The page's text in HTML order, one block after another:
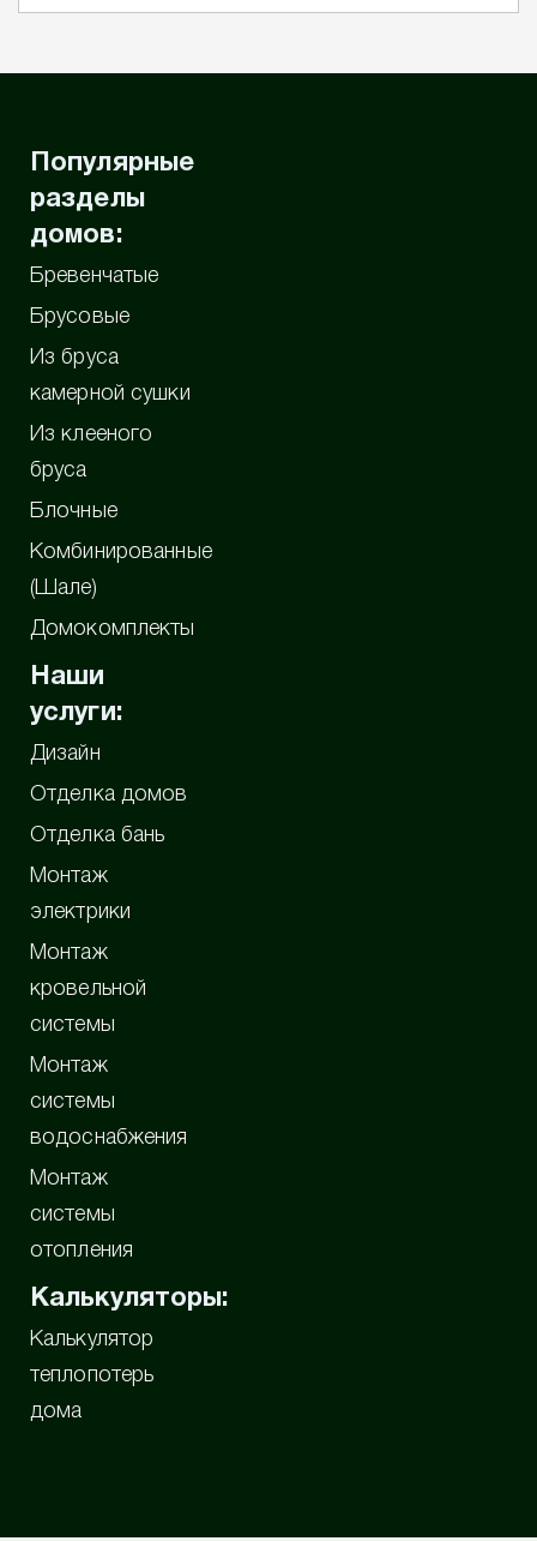
Популярные
разделы
домов:
Бревенчатые
Брусовые
Из бруса
камерной сушки
Из клееного
бруса
Блочные
Комбинированные
(Шале)
Домокомплекты
Наши
услуги:
Дизайн
Отделка домов
Отделка бань
Монтаж
электрики
Монтаж
кровельной
системы
Монтаж
системы
водоснабжения
Монтаж
системы
отопления
Калькуляторы:
Калькулятор
теплопотерь
дома